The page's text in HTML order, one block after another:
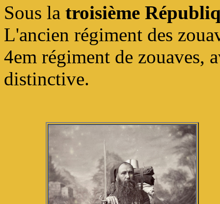
Sous la troisième
L'ancien régiment des
4em régiment de zouaves,
distinctive.